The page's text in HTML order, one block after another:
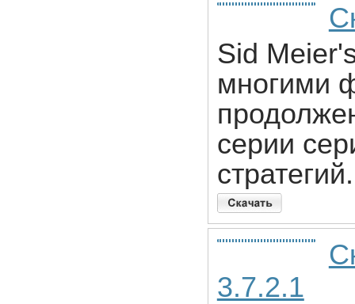
Sid
многими
серии
стратегий.
3.7.2.1